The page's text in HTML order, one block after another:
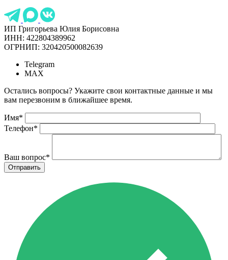
ИП Григорьева Юлия Борисовна
ИНН: 422804389962
ОГРНИП: 320420500082639
Telegram
MAX
Остались вопросы? Укажите свои контактные данные и мы
вам перезвоним в ближайшее время.
Имя*
Телефон*
Ваш вопрос*